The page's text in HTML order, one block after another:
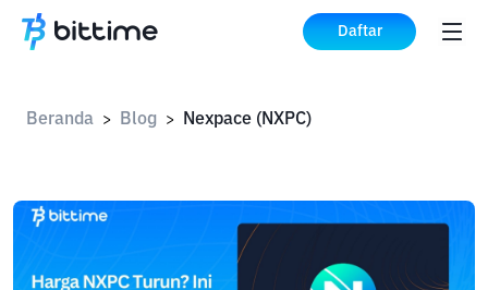
Daftar
Beranda > Blog > Nexpace (NXPC)